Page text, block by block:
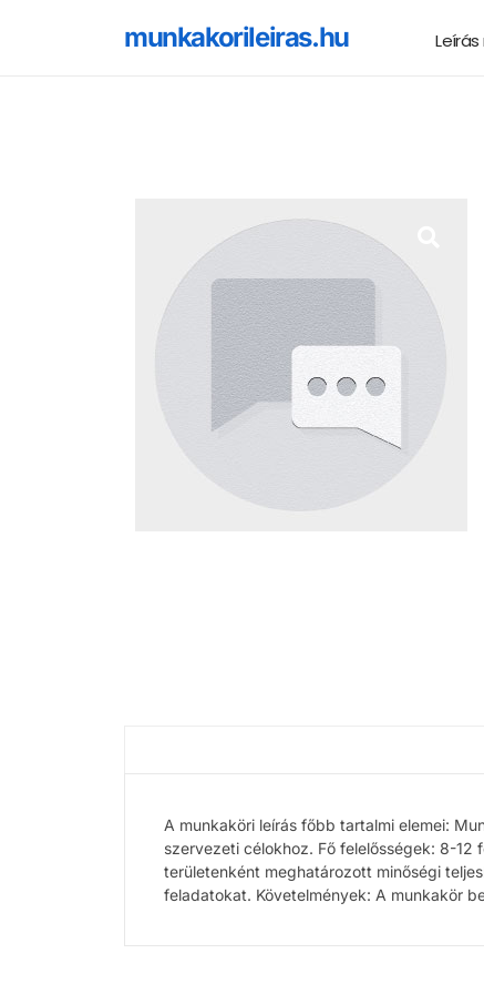
munkakorileiras.hu
A munkaköri leírás főbb tartalmi elemei:
szervezeti célokhoz. Fő felelősségek: 8-
területenként meghatározott minőségi
feladatokat. Követelmények: A munkakör